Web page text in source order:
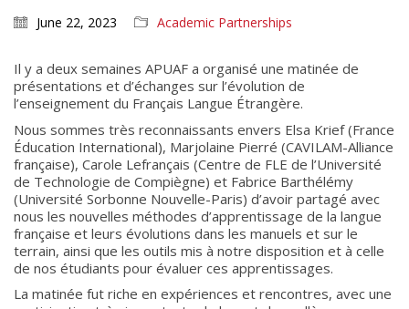
June 22, 2023 Academic Partnerships
Il y a deux semaines APUAF a organisé une matinée de
présentations et d’échanges sur l’évolution de
l’enseignement du Français Langue Étrangère.
Nous sommes très reconnaissants envers Elsa Krief (France
Éducation International), Marjolaine Pierré (CAVILAM-Alliance
française), Carole Lefrançais (Centre de FLE de l’Université
de Technologie de Compiègne) et Fabrice Barthélémy
(Université Sorbonne Nouvelle-Paris) d’avoir partagé avec
nous les nouvelles méthodes d’apprentissage de la langue
française et leurs évolutions dans les manuels et sur le
terrain, ainsi que les outils mis à notre disposition et à celle
de nos étudiants pour évaluer ces apprentissages.
La matinée fut riche en expériences et rencontres, avec une